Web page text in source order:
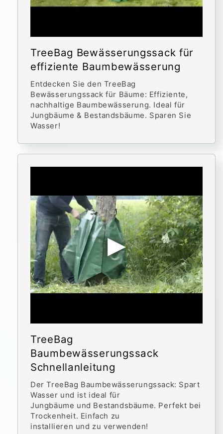
TreeBag Bewässerungssack für
effiziente Baumbewässerung
Entdecken Sie den TreeBag
Bewässerungssack für Bäume: Effiziente,
nachhaltige Baumbewässerung. Ideal für
Jungbäume & Bestandsbäume. Sparen Sie
Wasser!
TreeBag
Baumbewässerungssack
Schnellanleitung
Der TreeBag Baumbewässerungssack: Spart
Wasser und ist ideal für
Jungbäume und Bestandsbäume. Perfekt bei
Trockenheit. Einfach zu
installieren und zu verwenden!